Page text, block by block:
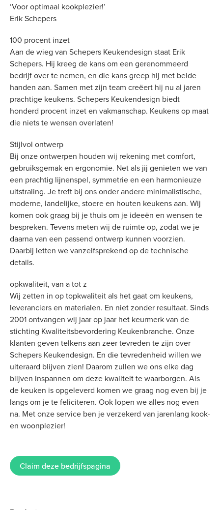
‘Voor optimaal kookplezier!’
Erik Schepers
100 procent inzet
Aan de wieg van Schepers Keukendesign staat Erik
Schepers. Hij kreeg de kans om een gerenommeerd
bedrijf over te nemen, en die kans greep hij met beide
handen aan. Samen met zijn team creëert hij nu al jaren
prachtige keukens. Schepers Keukendesign biedt
honderd procent inzet en vakmanschap. Keukens op maat
die niets te wensen overlaten!
Stijlvol ontwerp
Bij onze ontwerpen houden wij rekening met comfort,
gebruiksgemak en ergonomie. Net als jij genieten we van
een prachtig lijnenspel, symmetrie en een harmonieuze
uitstraling. Je treft bij ons onder andere minimalistische,
moderne, landelijke, stoere en houten keukens aan. Wij
komen ook graag bij je thuis om je ideeën en wensen te
bespreken. Tevens meten wij de ruimte op, zodat we je
daarna van een passend ontwerp kunnen voorzien.
Daarbij letten we vanzelfsprekend op de technische
details.
opkwaliteit, van a tot z
Wij zetten in op topkwaliteit als het gaat om keukens,
leveranciers en materialen. En niet zonder resultaat. Sinds
2001 ontvangen wij jaar op jaar het keurmerk van de
stichting Kwaliteitsbevordering Keukenbranche. Onze
klanten geven telkens aan zeer tevreden te zijn over
Schepers Keukendesign. En die tevredenheid willen we
uiteraard blijven zien! Daarom zullen we ons elke dag
blijven inspannen om deze kwaliteit te waarborgen. Als
de keuken is opgeleverd komen we graag nog even bij je
langs om je te feliciteren. Ook lopen we alles nog even
na. Met onze service ben je verzekerd van jarenlang kook-
en woonplezier!
Claim deze bedrijfspagina